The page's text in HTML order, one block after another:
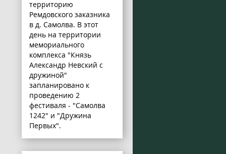
территорию
Ремдовского заказника
в д. Самолва. В этот
день на территории
мемориального
комплекса "Князь
Александр Невский с
дружиной"
запланировано к
проведению 2
фестиваля - "Самолва
1242" и "Дружина
Первых".